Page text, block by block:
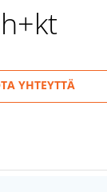
YHTEYTTÄ